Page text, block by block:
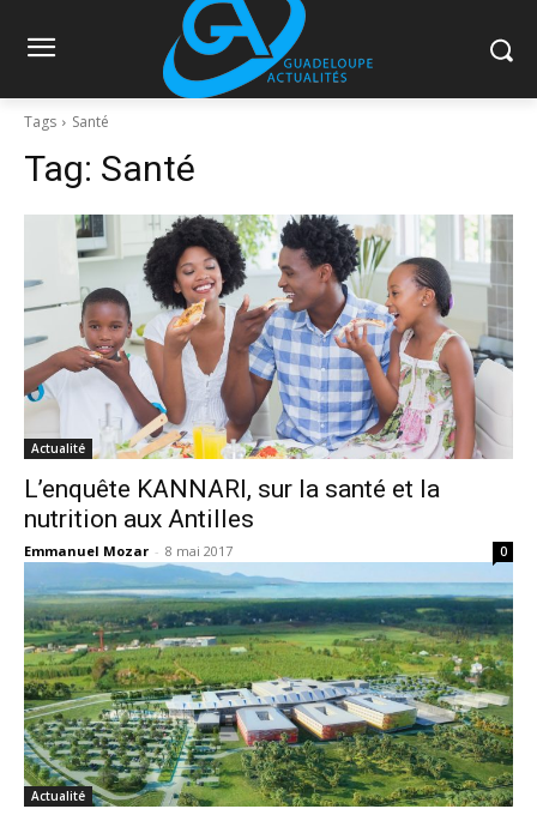
Tags Santé
Tag: Santé
Actualité
L’enquête KANNARI, sur la santé et la
nutrition aux Antilles
Emmanuel Mozar - 8 mai 2017 0
Actualité